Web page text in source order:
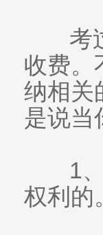
考
收费。
纳相关
是说当
1、
权利的